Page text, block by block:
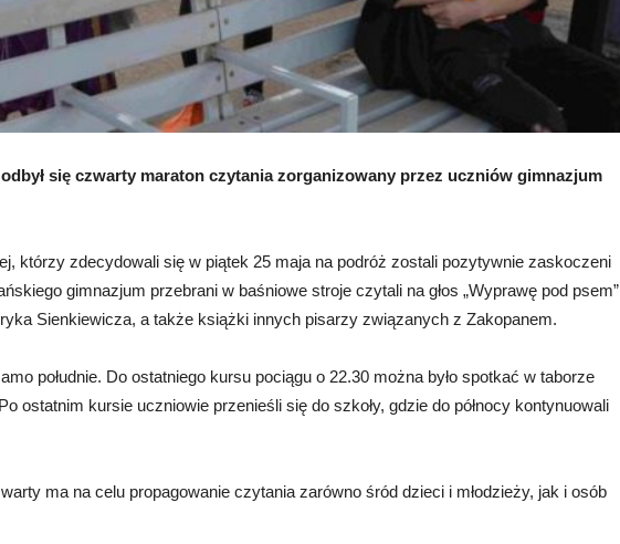
się czwarty maraton czytania zorganizowany przez uczniów gimnazjum
którzy zdecydowali się w piątek 25 maja na podróż zostali pozytywnie zaskoczeni
gimnazjum przebrani w baśniowe stroje czytali na głos „Wyprawę pod psem”
Sienkiewicza, a także książki innych pisarzy związanych z Zakopanem.
południe. Do ostatniego kursu pociągu o 22.30 można było spotkać w taborze
ostatnim kursie uczniowie przenieśli się do szkoły, gdzie do północy kontynuowali
ma na celu propagowanie czytania zarówno śród dzieci i młodzieży, jak i osób